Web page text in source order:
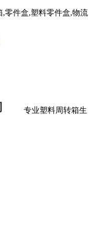
零件盒,塑料零件盒,物流
专业塑料周转箱生